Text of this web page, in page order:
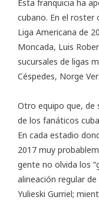
Esta franquicia ha
cubano. En el roster
Liga Americana de
Moncada, Luis
sucursales de ligas
Céspedes, Norge
Otro equipo que, de
de los fanáticos
En cada estadio
2017 muy
gente no olvida los
alineación regular
Yulieski Gurriel;